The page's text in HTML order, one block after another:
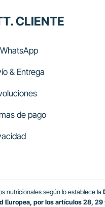
CLIENTE
WhatsApp
& Entrega
de pago
nutricionales según lo establece la
Europea, por los artículos 28,